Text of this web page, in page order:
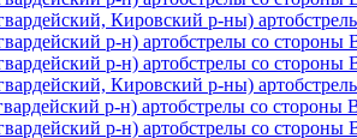
Кировский р-ны)
р-н) артобстрелы со
р-н) артобстрелы со
Кировский р-ны)
р-н) артобстрелы со стороны
р-н) артобстрелы со